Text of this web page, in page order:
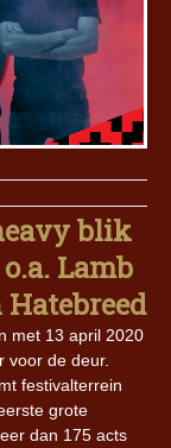
blik
Lamb
met 13 april 2020
voor de deur.
festivalterrein
grote
dan 175 acts